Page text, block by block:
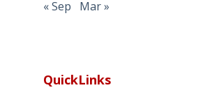
« Sep Mar »
QuickLinks